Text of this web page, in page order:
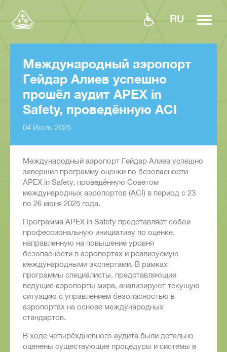
RU
Международный аэропорт
Гейдар Алиев успешно
прошёл аудит APEX in
Safety, проведённую ACI
04 Июль 2025
Международный аэропорт Гейдар Алиев успешно
завершил программу оценки по безопасности
APEX in Safety, проведённую Советом
международных аэропортов (ACI) в период с 23
по 26 июня 2025 года.
Программа APEX in Safety представляет собой
профессиональную инициативу по оценке,
направленную на повышение уровня
безопасности в аэропортах и реализуемую
международными экспертами. В рамках
программы специалисты, представляющие
ведущие аэропорты мира, анализируют текущую
ситуацию с управлением безопасностью в
аэропортах на основе международных
стандартов.
В ходе четырёхдневного аудита были детально
оценены существующие процедуры и системы в